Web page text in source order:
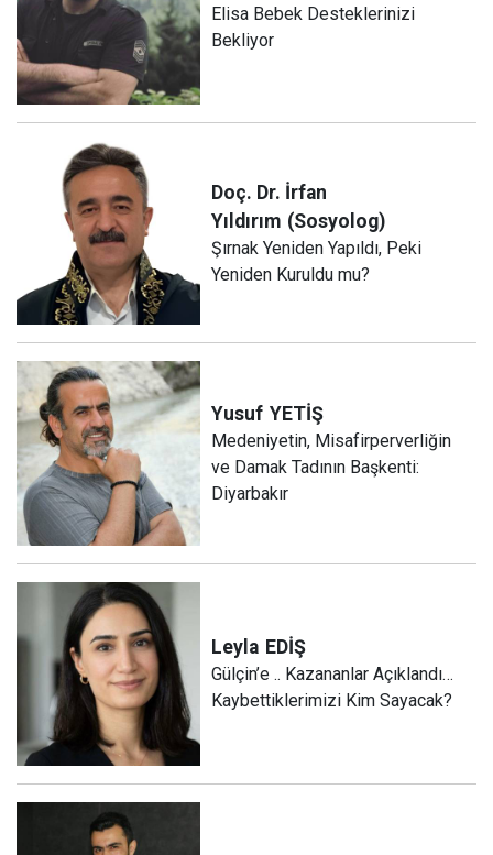
Elisa Bebek Desteklerinizi
Bekliyor
Doç. Dr. İrfan
Yıldırım (Sosyolog)
Şırnak Yeniden Yapıldı, Peki
Yeniden Kuruldu mu?
Yusuf YETİŞ
Medeniyetin, Misafirperverliğin
ve Damak Tadının Başkenti:
Diyarbakır
Leyla EDİŞ
Gülçin’e .. Kazananlar Açıklandı…
Kaybettiklerimizi Kim Sayacak?